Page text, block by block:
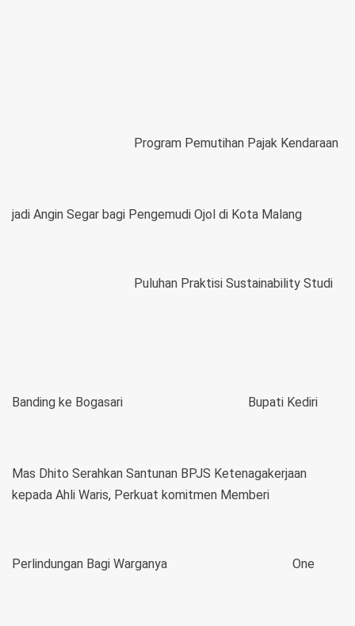
Program Pemutihan Pajak Kendaraan
jadi Angin Segar bagi Pengemudi Ojol di Kota Malang
Puluhan Praktisi Sustainability Studi
Banding ke Bogasari Bupati Kediri
Mas Dhito Serahkan Santunan BPJS Ketenagakerjaan
kepada Ahli Waris, Perkuat komitmen Memberi
Perlindungan Bagi Warganya One